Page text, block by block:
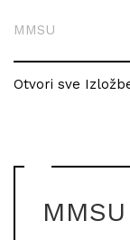
MMSU
Otvori sve